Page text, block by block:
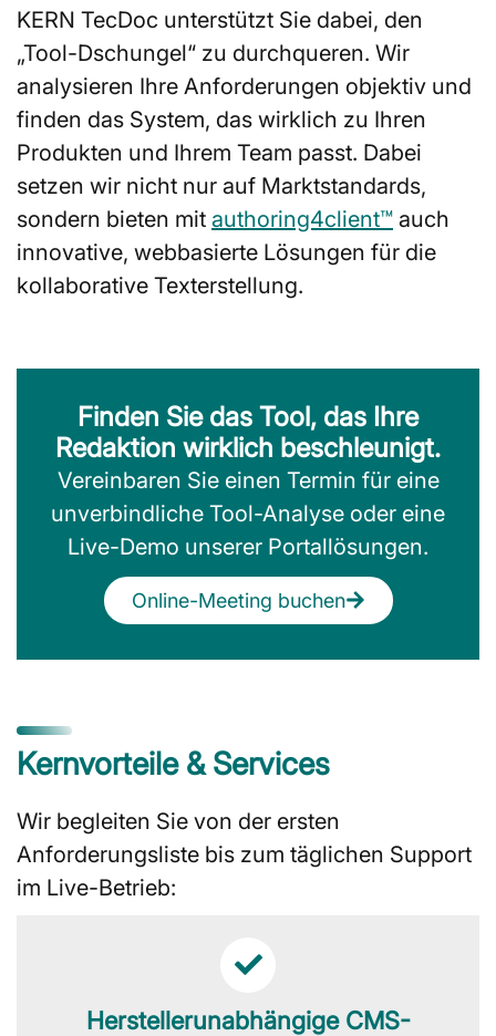
KERN TecDoc unterstützt Sie dabei, den
„Tool-Dschungel“ zu durchqueren. Wir
analysieren Ihre Anforderungen objektiv und
finden das System, das wirklich zu Ihren
Produkten und Ihrem Team passt. Dabei
setzen wir nicht nur auf Marktstandards,
sondern bieten mit authoring4client™ auch
innovative, webbasierte Lösungen für die
kollaborative Texterstellung.
Finden Sie das Tool, das Ihre
Redaktion wirklich beschleunigt.
Vereinbaren Sie einen Termin für eine
unverbindliche Tool-Analyse oder eine
Live-Demo unserer Portallösungen.
Online-Meeting buchen
Kernvorteile & Services
Wir begleiten Sie von der ersten
Anforderungsliste bis zum täglichen Support
im Live-Betrieb:
Herstellerunabhängige CMS-